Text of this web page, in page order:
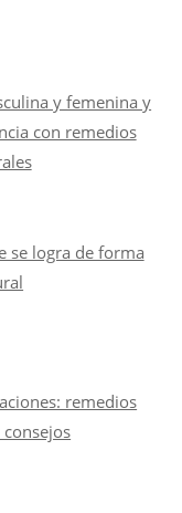
y femenina y
con remedios
se logra de forma
remedios